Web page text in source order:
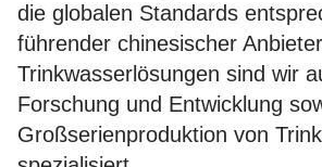
die globalen Standards
führender chinesischer
Trinkwasserlösungen sind wir
Forschung und Entwicklung
Großserienproduktion von